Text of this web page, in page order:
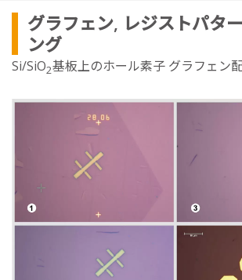
グラフェン, レジストパタ
ング
Si/SiO2基板上のホール素子 グラフェン